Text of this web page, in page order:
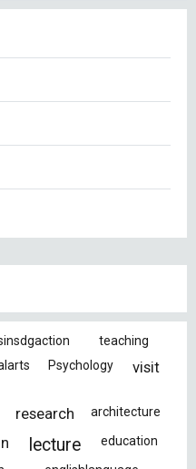
teaching
Psychology visit
research architecture
lecture
education